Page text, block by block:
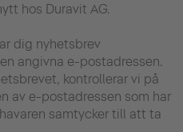
hos Duravit AG.
dig nyhetsbrev
angivna e-postadressen.
kontrollerar vi på
av e-postadressen som har
samtycker till att ta